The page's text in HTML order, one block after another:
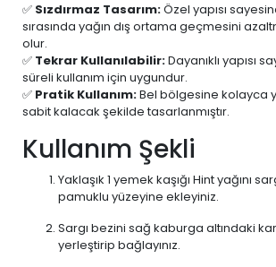
✅ Sızdırmaz Tasarım:Özel yapısı
sırasında yağın dış ortama geçmesini
olur.
✅ Tekrar Kullanılabilir:Dayanıklı yapısı
süreli kullanım için uygundur.
✅ Pratik Kullanım:Bel bölgesine kolayca
sabit kalacak şekilde tasarlanmıştır.
Kullanım Şekli
Yaklaşık 1 yemek kaşığı Hint yağını
pamuklu yüzeyine ekleyiniz.
Sargı bezini sağ kaburga altındaki
yerleştirip bağlayınız.